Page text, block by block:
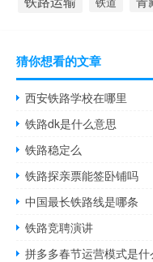
猜你想看的文章
西安铁路学校在哪里
铁路dk是什么意思
铁路稳定么
铁路探亲票能签卧铺吗
中国最长铁路线是哪条
铁路竞聘演讲
拼多多春节运营模式是什